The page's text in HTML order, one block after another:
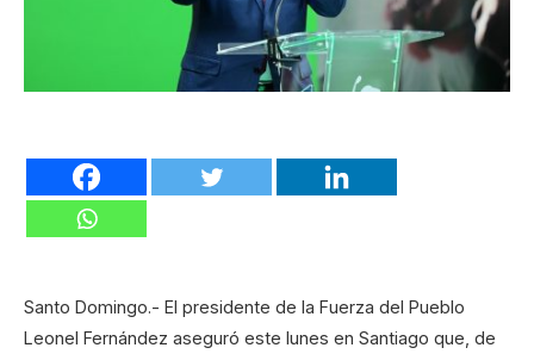
Santo Domingo.- El presidente de la Fuerza del Pueblo
Leonel Fernández aseguró este lunes en Santiago que, de